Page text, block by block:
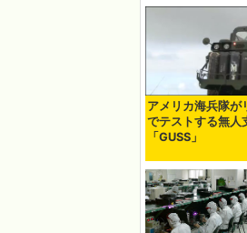
アメリカ海兵隊が
でテストする無人
「GUSS」